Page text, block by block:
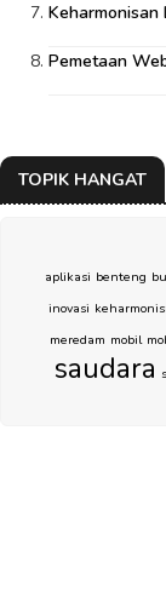
Keharmonisan
Pemetaan
TOPIK HANGAT
aplikasi benteng
inovasi
meredam mobil
saudara